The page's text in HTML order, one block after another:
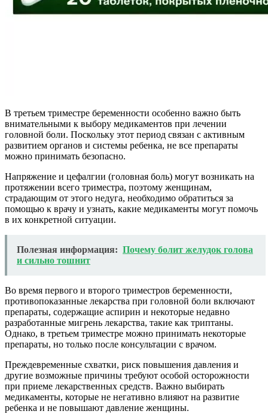
В третьем триместре беременности особенно важно быть
внимательными к выбору медикаментов при лечении
головной боли. Поскольку этот период связан с активным
развитием органов и системы ребенка, не все препараты
можно принимать безопасно.
Напряжение и цефалгии (головная боль) могут возникать на
протяжении всего триместра, поэтому женщинам,
страдающим от этого недуга, необходимо обратиться за
помощью к врачу и узнать, какие медикаменты могут помочь
в их конкретной ситуации.
Полезная информация: Почему болит желудок голова
и сильно тошнит
Во время первого и второго триместров беременности,
противопоказанные лекарства при головной боли включают
препараты, содержащие аспирин и некоторые недавно
разработанные мигрень лекарства, такие как триптаны.
Однако, в третьем триместре можно принимать некоторые
препараты, но только после консультации с врачом.
Преждевременные схватки, риск повышения давления и
другие возможные причины требуют особой осторожности
при приеме лекарственных средств. Важно выбирать
медикаменты, которые не негативно влияют на развитие
ребенка и не повышают давление женщины.